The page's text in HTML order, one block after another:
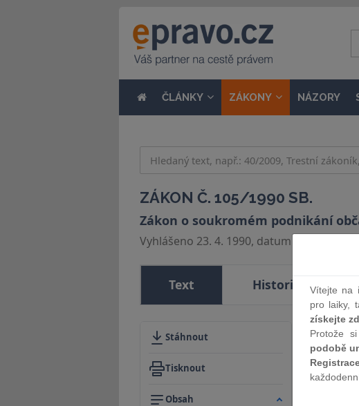
ČLÁNKY ZÁKONY NÁZORY
ZÁKON Č. 105/1990 SB.
Zákon o soukromém podnikání
Vyhlášeno 23. 4. 1990, datum účinnosti 1.
Text Historie
Stáhnout
Tisknout
Obsah
Minulé
Vítejte na
pro laiky,
získejte
Protože
podobě